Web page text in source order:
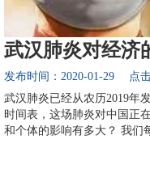
武汉肺炎对经济
发布时间：2020-01-29 点
武汉肺炎已经从农历2019年
时间表，这场肺炎对中国正
和个体的影响有多大？ 我们